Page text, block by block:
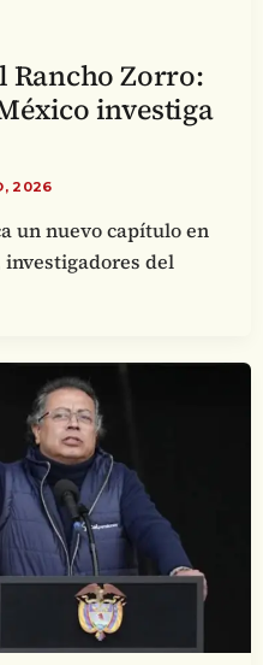
Rancho Zorro:
investiga
2026
un nuevo capítulo en
investigadores del